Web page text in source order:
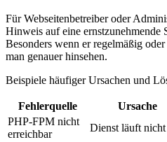
Für Webseitenbetreiber oder
Hinweis auf eine ernstzunehmende
Besonders wenn er regelmäßig
man genauer hinsehen.
Beispiele häufiger Ursachen und
Fehlerquelle Ursache
PHP-FPM nicht
erreichbar
Dienst läuft nicht